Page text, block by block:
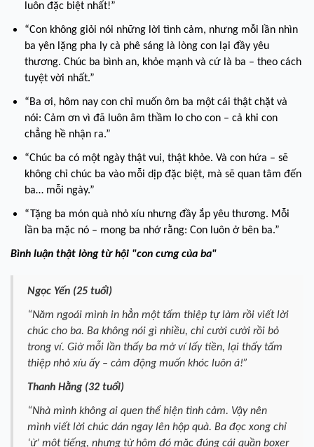
luôn đặc biệt nhất!”
“Con không giỏi nói những lời tình cảm, nhưng mỗi lần nhìn
ba yên lặng pha ly cà phê sáng là lòng con lại đầy yêu
thương. Chúc ba bình an, khỏe mạnh và cứ là ba – theo cách
tuyệt vời nhất.”
“Ba ơi, hôm nay con chỉ muốn ôm ba một cái thật chặt và
nói: Cảm ơn vì đã luôn âm thầm lo cho con – cả khi con
chẳng hề nhận ra.”
“Chúc ba có một ngày thật vui, thật khỏe. Và con hứa – sẽ
không chỉ chúc ba vào mỗi dịp đặc biệt, mà sẽ quan tâm đến
ba… mỗi ngày.”
“Tặng ba món quà nhỏ xíu nhưng đầy ắp yêu thương. Mỗi
lần ba mặc nó – mong ba nhớ rằng: Con luôn ở bên ba.”
Bình luận thật lòng từ hội "con cưng của ba"
Ngọc Yến (25 tuổi)
“Năm ngoái mình in hẳn một tấm thiệp tự làm rồi viết lời
chúc cho ba. Ba không nói gì nhiều, chỉ cười cười rồi bỏ
trong ví. Giờ mỗi lần thấy ba mở ví lấy tiền, lại thấy tấm
thiệp nhỏ xíu ấy – cảm động muốn khóc luôn á!”
Thanh Hằng (32 tuổi)
“Nhà mình không ai quen thể hiện tình cảm. Vậy nên
mình viết lời chúc dán ngay lên hộp quà. Ba đọc xong chỉ
‘ừ’ một tiếng, nhưng từ hôm đó mặc đúng cái quần boxer